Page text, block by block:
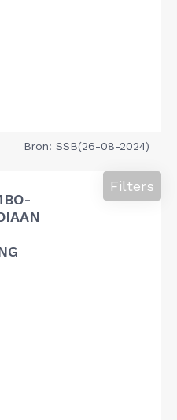
Bron: SSB(26-08-2024)
Filters